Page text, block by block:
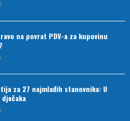
na povrat PDV-a za kupovinu
za 27 najmlađih stanovnika: U